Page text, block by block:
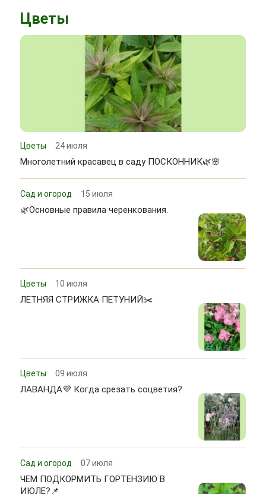
Цветы
Цветы 24 июля
Многолетний красавец в саду ПОСКОННИК🌿🌸
Сад и огород 15 июля
🌿Основные правила черенкования.
Цветы 10 июля
ЛЕТНЯЯ СТРИЖКА ПЕТУНИЙ✂️
Цветы 09 июля
ЛАВАНДА💜 Когда срезать соцветия?
Сад и огород 07 июля
ЧЕМ ПОДКОРМИТЬ ГОРТЕНЗИЮ В
ИЮЛЕ?📌